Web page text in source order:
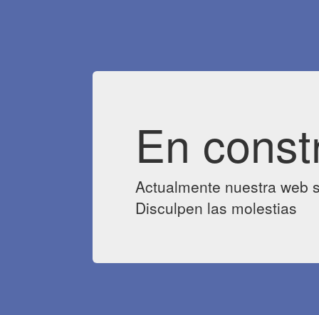
En
Actualmente nuestra web
Disculpen las molestias